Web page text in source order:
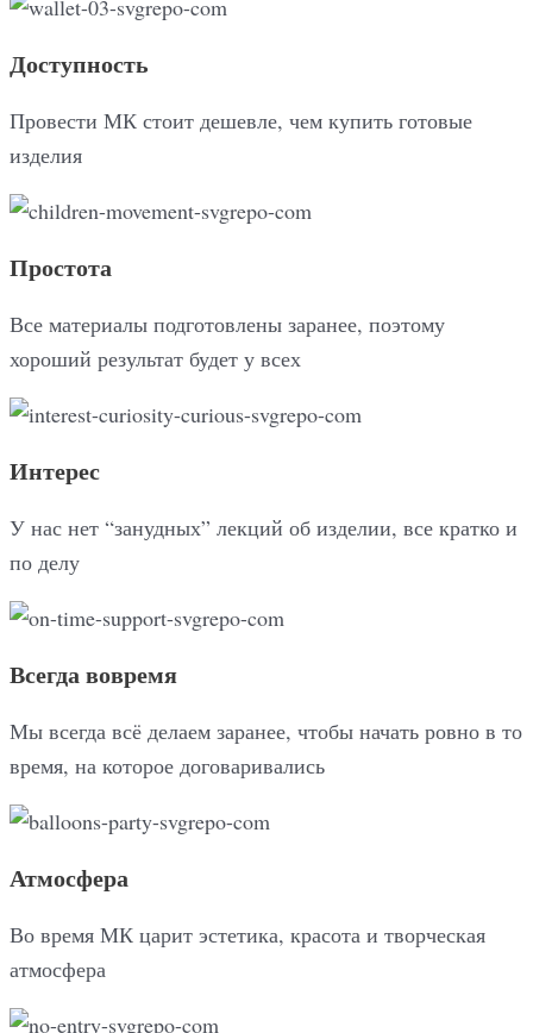
Доступность
Провести МК стоит дешевле, чем купить готовые
изделия
Простота
Все материалы подготовлены заранее, поэтому
хороший результат будет у всех
Интерес
У нас нет “занудных” лекций об изделии, все кратко и
по делу
Всегда вовремя
Мы всегда всё делаем заранее, чтобы начать ровно в то
время, на которое договаривались
Атмосфера
Во время МК царит эстетика, красота и творческая
атмосфера